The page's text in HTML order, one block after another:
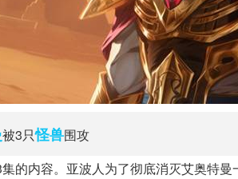
被3只怪兽围攻
的内容。亚波人为了彻底消灭艾奥特